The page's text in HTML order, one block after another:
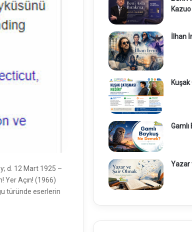
d. 12 Mart 1925 –
Yer Açın! (1966)
türünde eserlerin
İlhan
Kuşak
Yazar